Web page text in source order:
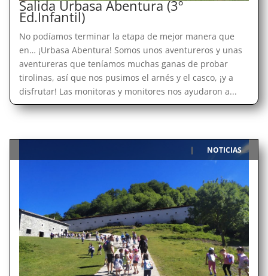
Salida Urbasa Abentura (3º
Ed.Infantil)
No podíamos terminar la etapa de mejor manera que
en… ¡Urbasa Abentura! Somos unos aventureros y unas
aventureras que teníamos muchas ganas de probar
tirolinas, así que nos pusimos el arnés y el casco, ¡y a
disfrutar! Las monitoras y monitores nos ayudaron a...
| NOTICIAS